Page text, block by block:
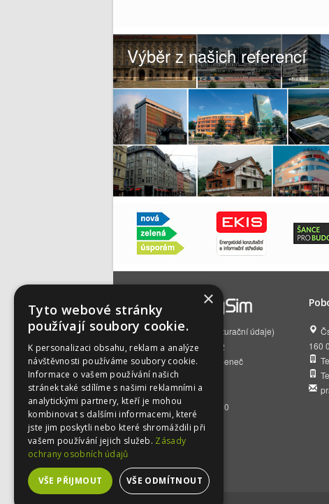
Výběr z našich referencí
EnergySim s.r.o.
(fakturační údaje)
Čs. armády 785/22
160 00 Praha 6 – Bubeneč
IČO:01512129
DIČ:CZ01512129
BÚ:2500392716/2010
160
×
Tyto webové stránky
používají soubory cookie.
K personalizaci obsahu, reklam a analýze
návštěvnosti používáme soubory cookie.
Informace o vašem používání našich
stránek také sdílíme s našimi reklamními a
analytickými partnery, kteří je mohou
kombinovat s dalšími informacemi, které
jste jim poskytli nebo které shromáždili při
vašem používání jejich služeb. Zásady
ochrany osobních údajů
VŠE PŘIJMOUT VŠE ODMÍTNOUT